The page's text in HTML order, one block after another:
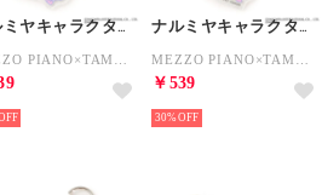
ナルミヤキャラクターズ ナルミヤキャラクターズ
￥539
30%